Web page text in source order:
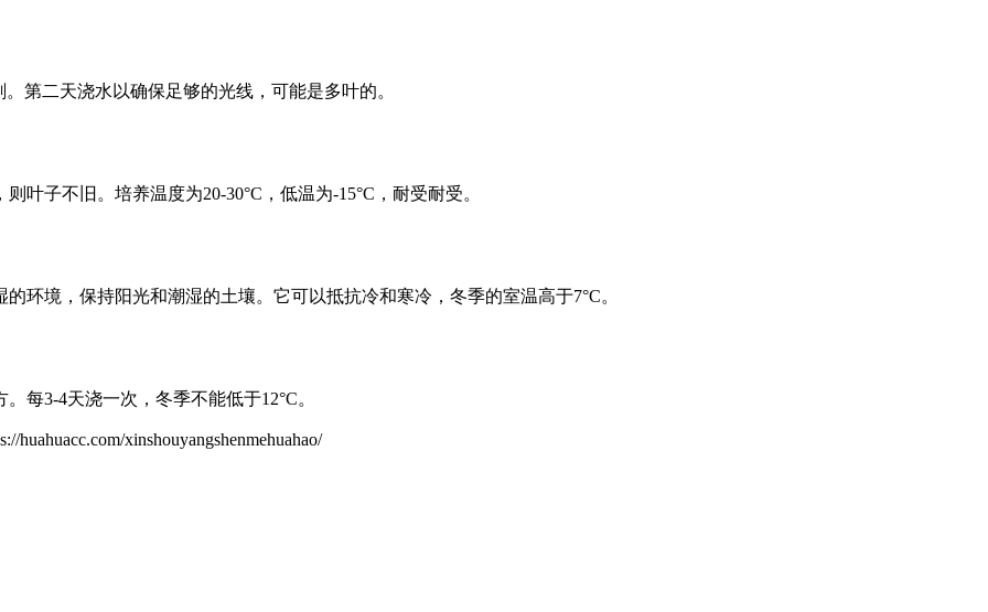
第二天浇水以确保足够的光线，可能是多叶的。
叶子不旧。培养温度为20-30°C，低温为-15°C，耐受耐受。
环境，保持阳光和潮湿的土壤。它可以抵抗冷和寒冷，冬季的室温高于7°C。
每3-4天浇一次，冬季不能低于12°C。
xinshouyangshenmehuahao/